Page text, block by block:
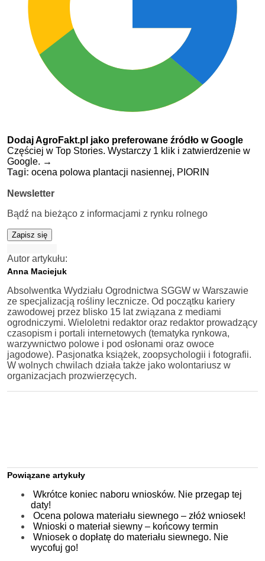
Dodaj AgroFakt.pl jako preferowane źródło w Google
Częściej w Top Stories. Wystarczy 1 klik i zatwierdzenie w
Google. →
Tagi: ocena polowa plantacji nasiennej, PIORIN
Newsletter
Bądź na bieżąco z informacjami z rynku rolnego
Zapisz się
Autor artykułu:
Anna Maciejuk
Absolwentka Wydziału Ogrodnictwa SGGW w Warszawie
ze specjalizacją rośliny lecznicze. Od początku kariery
zawodowej przez blisko 15 lat związana z mediami
ogrodniczymi. Wieloletni redaktor oraz redaktor prowadzący
czasopism i portali internetowych (tematyka rynkowa,
warzywnictwo polowe i pod osłonami oraz owoce
jagodowe). Pasjonatka książek, zoopsychologii i fotografii.
W wolnych chwilach działa także jako wolontariusz w
organizacjach prozwierzęcych.
Powiązane artykuły
Wkrótce koniec naboru wniosków. Nie przegap tej
daty!
Ocena polowa materiału siewnego – złóż wniosek!
Wnioski o materiał siewny – końcowy termin
Wniosek o dopłatę do materiału siewnego. Nie
wycofuj go!